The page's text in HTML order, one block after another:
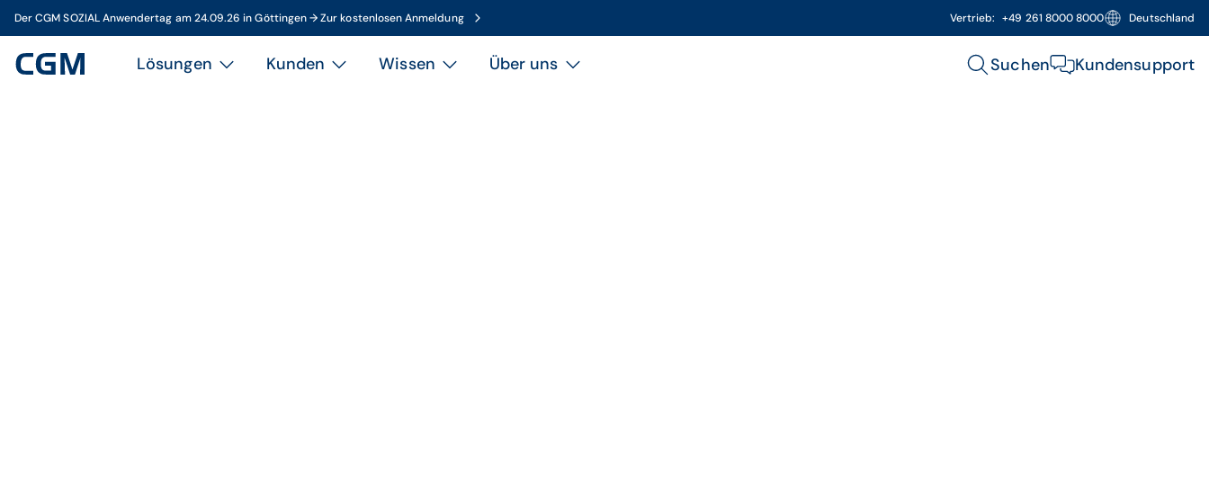
Der CGM SOZIAL Anwendertag am 24.09.26 in Göttingen → Zur kostenlosen Anmeldung Vertrieb: +49 261 8000 8000 Deutschland
Lösungen Kunden Wissen Über uns Suchen Kundensupport